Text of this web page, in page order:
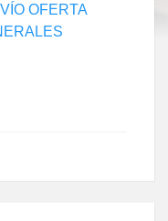
OFERTA